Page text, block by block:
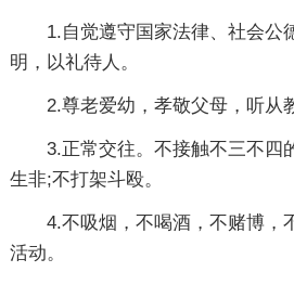
1.自觉遵守国家法律、社会公
明，以礼待人。
2.尊老爱幼，孝敬父母，听从
3.正常交往。不接触不三不四
生非;不打架斗殴。
4.不吸烟，不喝酒，不赌博，
活动。